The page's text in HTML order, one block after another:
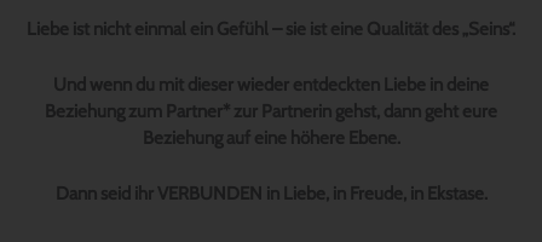
Liebe ist nicht einmal ein Gefühl – sie ist eine Qualität des „Seins“.
Und wenn du mit dieser wieder entdeckten Liebe in deine
Beziehung zum Partner* zur Partnerin gehst, dann geht eure
Beziehung auf eine höhere Ebene.
Dann seid ihr VERBUNDEN in Liebe, in Freude, in Ekstase.